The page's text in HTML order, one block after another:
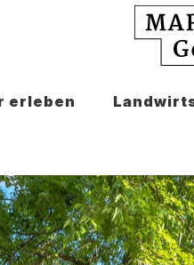
erleben